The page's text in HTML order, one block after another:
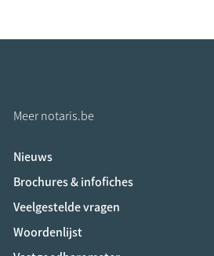
Meer notaris.be
Nieuws
Brochures & infofiches
Veelgestelde vragen
Woordenlijst